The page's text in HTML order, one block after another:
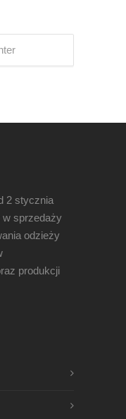
2 stycznia
w sprzedaży
odzieży
produkcji